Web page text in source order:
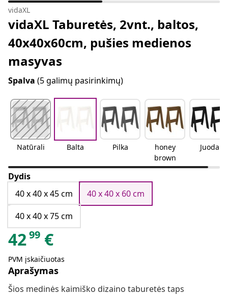
vidaXL
vidaXL Taburetės, 2vnt., baltos,
40x40x60cm, pušies medienos
masyvas
Spalva (5 galimų pasirinkimų)
Natūrali Balta Pilka
honey
brown
Juoda
Dydis
40 x 40 x 45 cm
40 x 40 x 60 cm
40 x 40 x 75 cm
4299 €
PVM įskaičiuotas
Aprašymas
Šios medinės kaimiško dizaino taburetės taps